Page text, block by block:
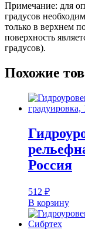
Примечание: для
градусов
только в верхнем
поверхность
градусов).
Похожие
Россия
512 ₽
В корзину